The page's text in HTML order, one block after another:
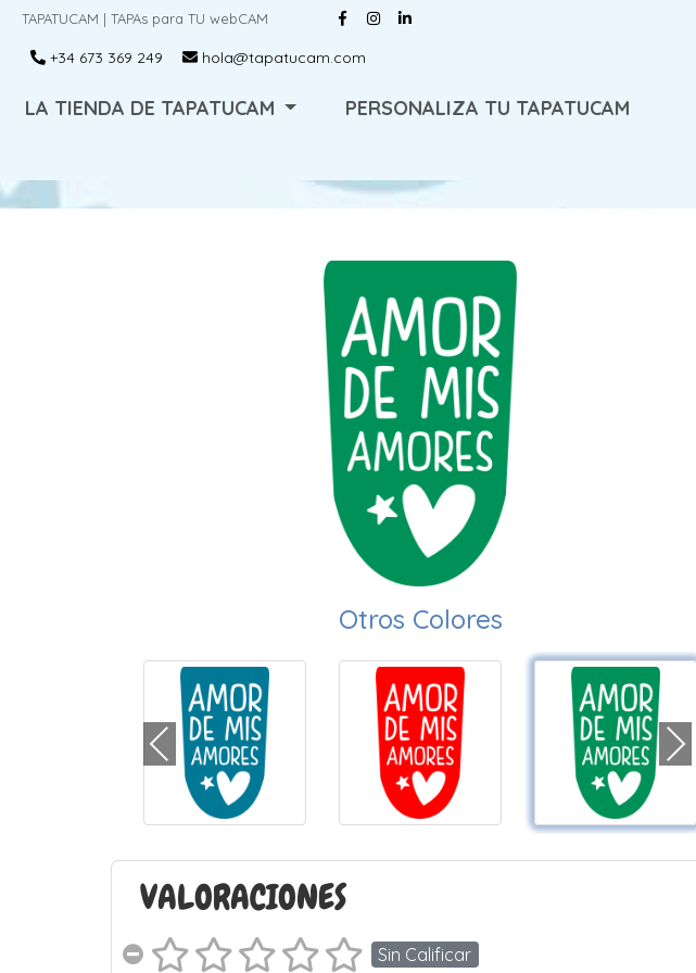
TAPATUCAM | TAPAs para TU webCAM
+34 673 369 249
hola@tapatucam.com
LA TIENDA DE TAPATUCAM PERSONALIZA TU TAPATUCAM
Otros Colores
VALORACIONES
Sin Calificar